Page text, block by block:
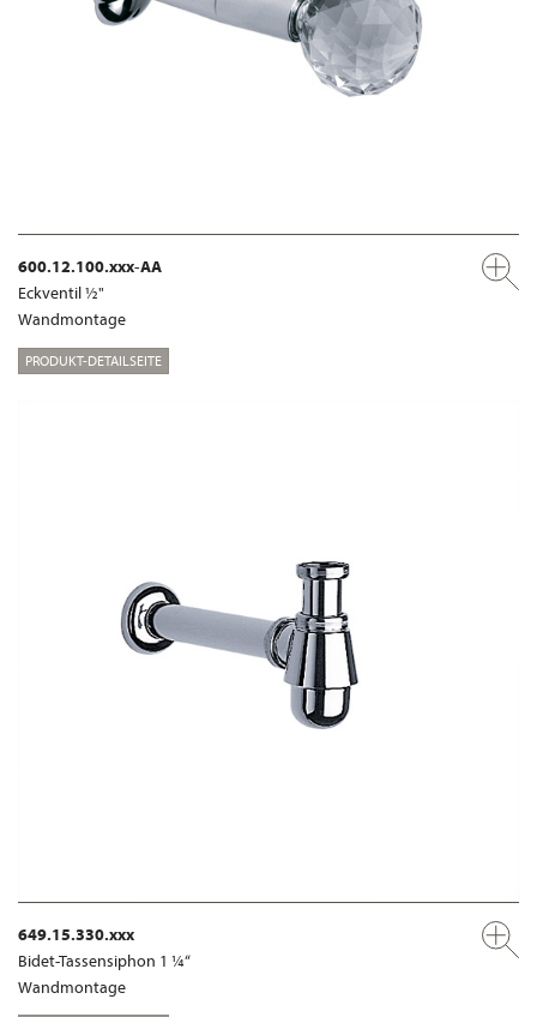
600.12.100.xxx-AA
Eckventil ½"
Wandmontage
PRODUKT-DETAILSEITE
649.15.330.xxx
Bidet-Tassensiphon 1 ¼“
Wandmontage